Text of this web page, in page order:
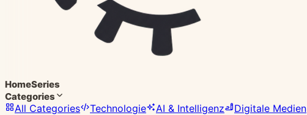
HomeSeries
Categories
All Categories Technologie AI & Intelligenz
Digitale Medien